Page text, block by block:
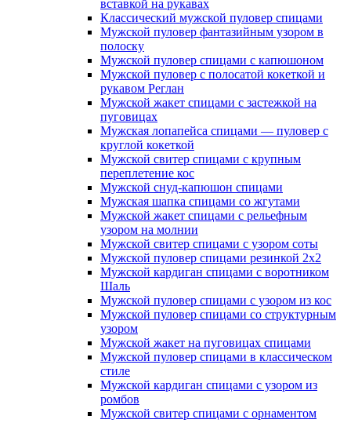
вставкой на рукавах
Классический мужской пуловер спицами
Мужской пуловер фантазийным узором в
полоску
Мужской пуловер спицами с капюшоном
Мужской пуловер с полосатой кокеткой и
рукавом Реглан
Мужской жакет спицами с застежкой на
пуговицах
Мужская лопапейса спицами — пуловер с
круглой кокеткой
Мужской свитер спицами с крупным
переплетение кос
Мужской снуд-капюшон спицами
Мужская шапка спицами со жгутами
Мужской жакет спицами с рельефным
узором на молнии
Мужской свитер спицами с узором соты
Мужской пуловер спицами резинкой 2х2
Мужской кардиган спицами с воротником
Шаль
Мужской пуловер спицами с узором из кос
Мужской пуловер спицами со структурным
узором
Мужской жакет на пуговицах спицами
Мужской пуловер спицами в классическом
стиле
Мужской кардиган спицами с узором из
ромбов
Мужской свитер спицами с орнаментом